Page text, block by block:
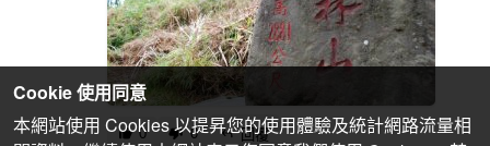
0 0 回覆
Cookie 使用同意
本網站使用 Cookies 以提昇您的使用體驗及統計網路流量相